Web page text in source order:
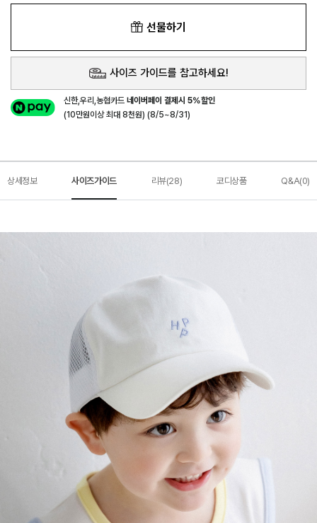
선물하기
사이즈 가이드를 참고하세요!
신한,우리,농협카드네이버페이 결제시 5%할인
(10만원이상 최대 8천원) (8/5~8/31)
상세정보 사이즈가이드 리뷰(28) 코디상품 Q&A(0)